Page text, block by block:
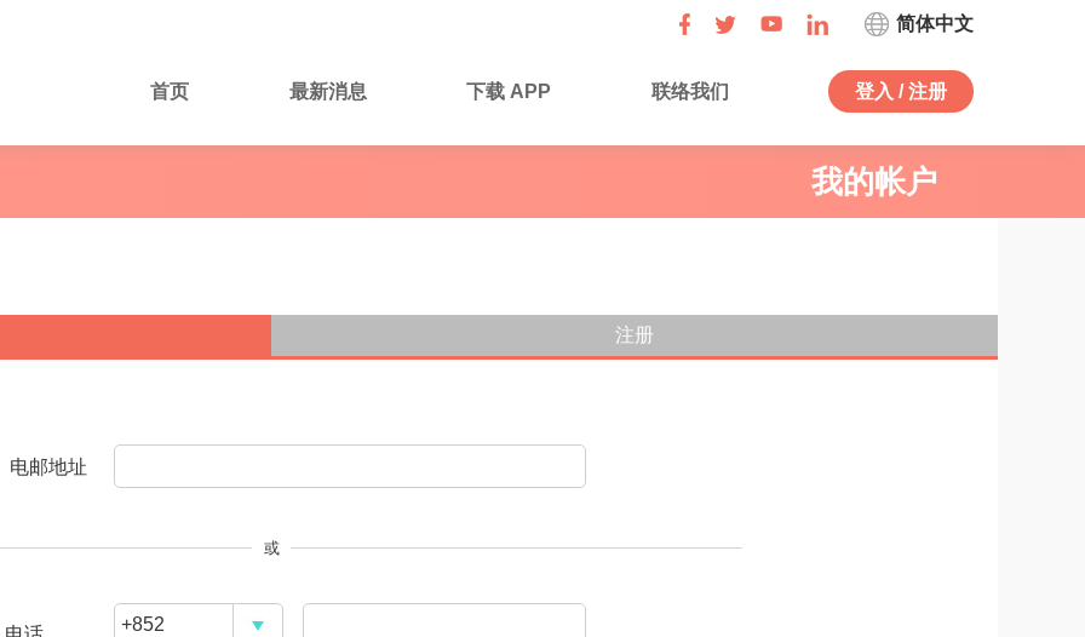
简体中文
首页 最新消息 下载 APP 联络我们 登入 / 注册
我的帐户
注册
电邮地址
或